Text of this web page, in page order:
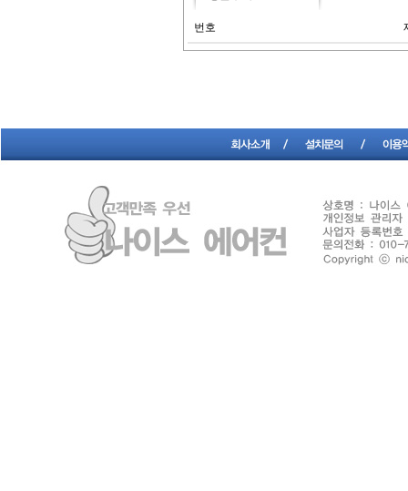
번호